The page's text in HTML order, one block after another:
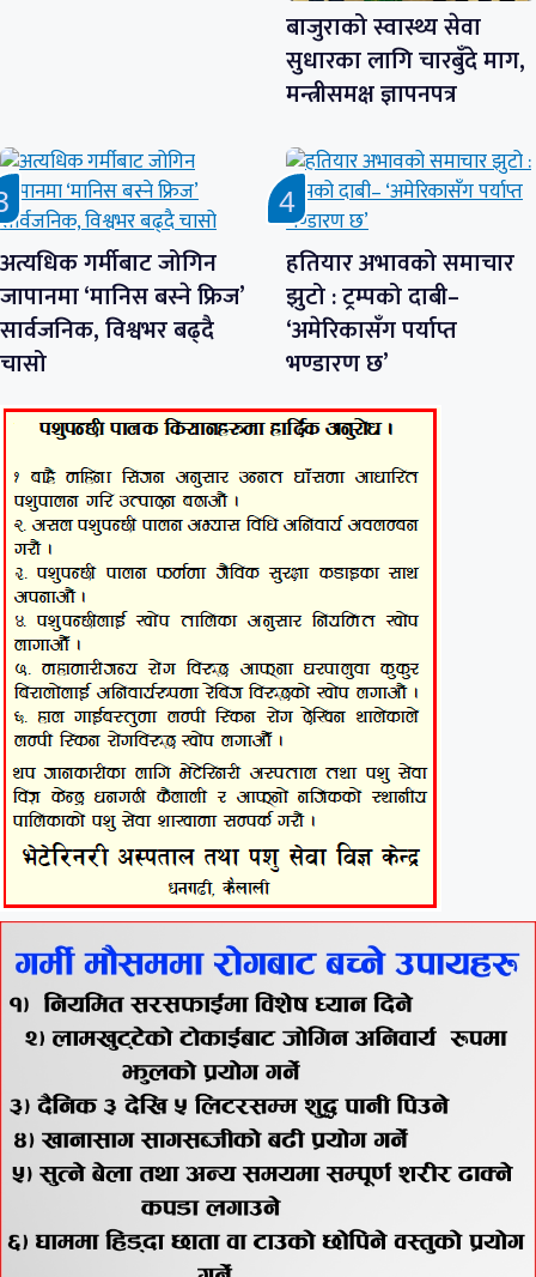
बाजुराको स्वास्थ्य सेवा
सुधारका लागि चारबुँदे माग,
मन्त्रीसमक्ष ज्ञापनपत्र
अत्यधिक गर्मीबाट जोगिन
जापानमा ‘मानिस बस्ने फ्रिज’
सार्वजनिक, विश्वभर बढ्दै
चासो
हतियार अभावको समाचार
झुटो : ट्रम्पको दाबी–
‘अमेरिकासँग पर्याप्त
भण्डारण छ’